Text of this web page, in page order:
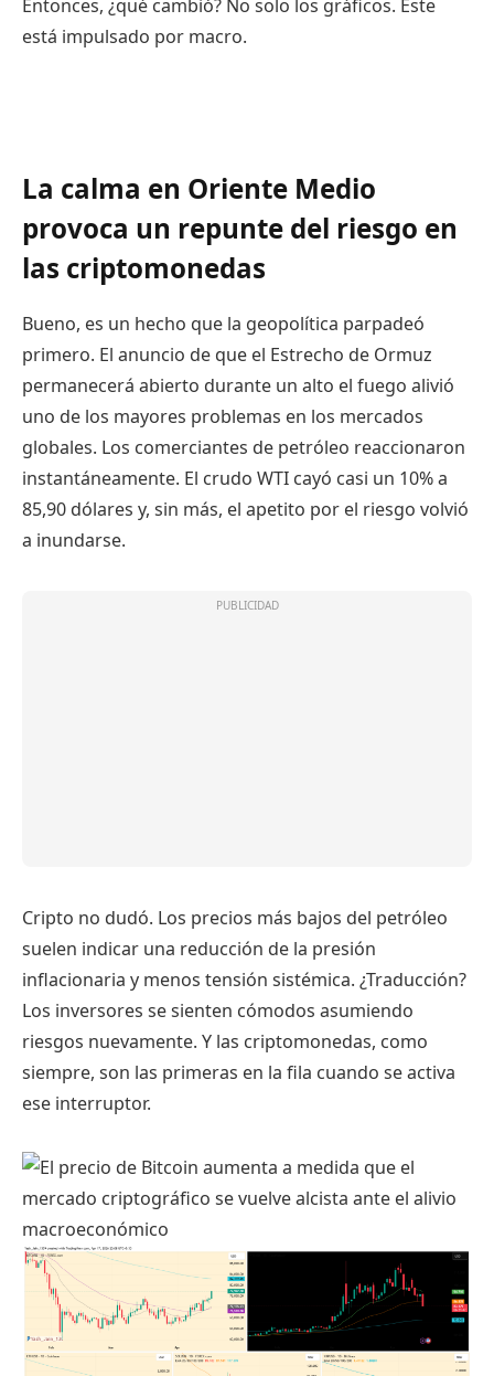
Entonces, ¿qué cambió? No solo los gráficos. Este
está impulsado por macro.
La calma en Oriente Medio
provoca un repunte del riesgo en
las criptomonedas
Bueno, es un hecho que la geopolítica parpadeó
primero. El anuncio de que el Estrecho de Ormuz
permanecerá abierto durante un alto el fuego alivió
uno de los mayores problemas en los mercados
globales. Los comerciantes de petróleo reaccionaron
instantáneamente. El crudo WTI cayó casi un 10% a
85,90 dólares y, sin más, el apetito por el riesgo volvió
a inundarse.
Cripto no dudó. Los precios más bajos del petróleo
suelen indicar una reducción de la presión
inflacionaria y menos tensión sistémica. ¿Traducción?
Los inversores se sienten cómodos asumiendo
riesgos nuevamente. Y las criptomonedas, como
siempre, son las primeras en la fila cuando se activa
ese interruptor.